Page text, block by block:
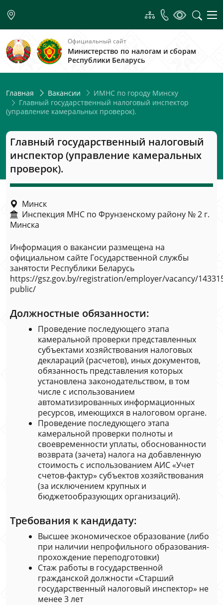
Официальный сайт
Министерство по налогам и сборам
Республики Беларусь
Главная Вакансии
ИМНС по городу Минску
Главный государственный налоговый инспектор
(управление камеральных проверок).
Главный государственный налоговый
инспектор (управление камеральных
проверок).
Минск
Инспекция МНС по Фрунзенскому району № 2 г.
Минска
Информация о вакансии размещена на
официальном сайте Государственной службы
занятости Республики Беларусь
https://gsz.gov.by/registration/employer/vacancy/
public/
Должностные обязанности:
Проведение последующего этапа
камеральной проверки представленных
субъектами хозяйствования налоговых
деклараций (расчетов), иных документов,
обязанность представления которых
установлена законодательством, в том
числе с использованием
автоматизированных информационных
ресурсов, имеющихся в налоговом органе.
Проведение последующего этапа
камеральной проверки полноты и
своевременности уплаты, обоснованности
возврата (зачета) налога на добавленную
стоимость с использованием АИС «Учет
счетов-фактур» субъектов хозяйствования
(за исключением крупных и
бюджетообразующих организаций).
Требования к кандидату:
Высшее экономическое образование (либо
при наличии непрофильного образования-
прохождение переподготовки)
Стаж работы в государственной
гражданской должности «Старший
государственный налоговый инспектор» не
менее 3 лет